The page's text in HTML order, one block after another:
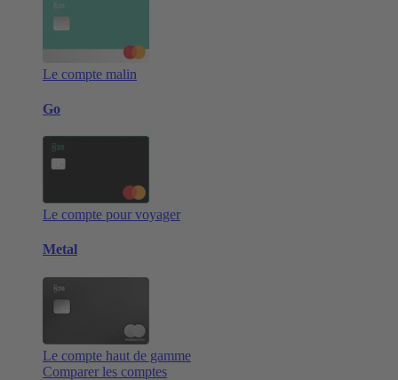
Le compte malin
Go
Le compte pour voyager
Metal
Le compte haut de gamme
Comparer les comptes